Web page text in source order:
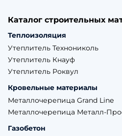
Каталог строительных
Теплоизоляция
Утеплитель Технониколь
Утеплитель Кнауф
Утеплитель Роквул
Кровельные материалы
Металлочерепица Grand Line
Металлочерепица Металл-
Газобетон